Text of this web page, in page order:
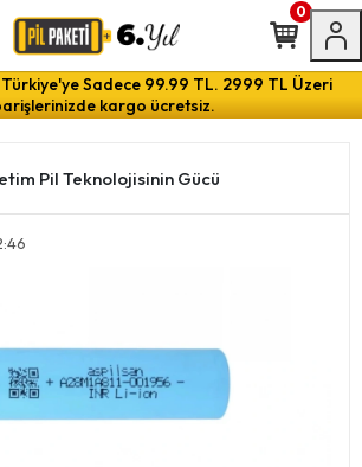
Sadece 99.99 TL. 2999 TL Üzeri
kargo ücretsiz.
0
Pil Teknolojisinin Gücü